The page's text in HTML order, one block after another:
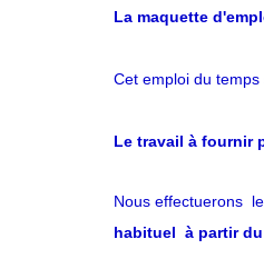
La maquette
Cet emploi du temps
Le travail à fournir
Nous effectuerons
habituel à partir